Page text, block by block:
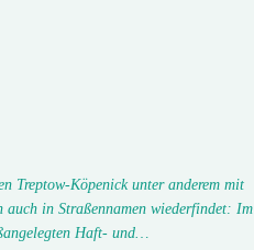
Treptow-Köpenick unter anderem mit
auch in Straßennamen wiederfindet: Im
Haft- und…